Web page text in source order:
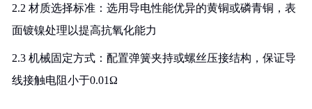
2.2 材质选择标准：选用导电性能优异的黄铜或磷青铜，表
面镀镍处理以提高抗氧化能力
2.3 机械固定方式：配置弹簧夹持或螺丝压接结构，保证导
线接触电阻小于0.01Ω